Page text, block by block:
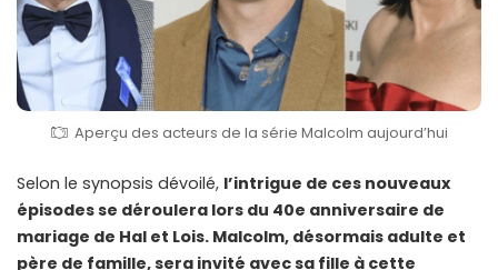
Aperçu des acteurs de la série Malcolm aujourd’hui
Selon le synopsis dévoilé, l’intrigue de ces nouveaux
épisodes se déroulera lors du 40e anniversaire de
mariage de Hal et Lois. Malcolm, désormais adulte et
père de famille, sera invité avec sa fille à cette